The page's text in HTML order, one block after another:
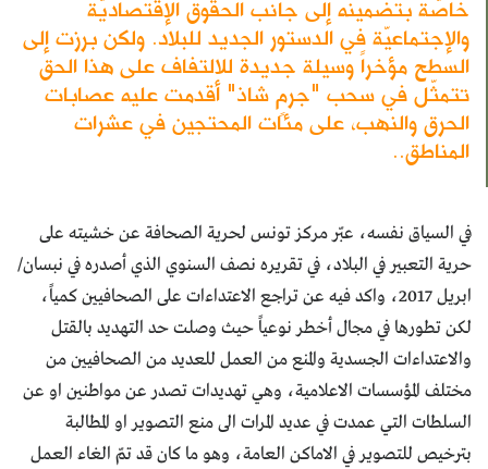
خاصّة بتضمينه إلى جانب الحقوق الإقتصاديّة
والإجتماعيّة في الدستور الجديد للبلاد. ولكن برزت إلى
السطح مؤخراً وسيلة جديدة للالتفاف على هذا الحق
تتمثّل في سحب "جرمٍ شاذ" أقدمت عليه عصابات
الحرق والنهب، على مئات المحتجين في عشرات
المناطق..
في السياق نفسه، عبّر مركز تونس لحرية الصحافة عن خشيته على
حرية التعبير في البلاد، في تقريره نصف السنوي الذي أصدره في نبسان/
ابريل 2017، واكد فيه عن تراجع الاعتداءات على الصحافيين كمياً،
لكن تطورها في مجال أخطر نوعياً حيث وصلت حد التهديد بالقتل
والاعتداءات الجسدية والمنع من العمل للعديد من الصحافيين من
مختلف المؤسسات الاعلامية، وهي تهديدات تصدر عن مواطنين او عن
السلطات التي عمدت في عديد المرات الى منع التصوير او المطالبة
بترخيص للتصوير في الاماكن العامة، وهو ما كان قد تمّ الغاء العمل